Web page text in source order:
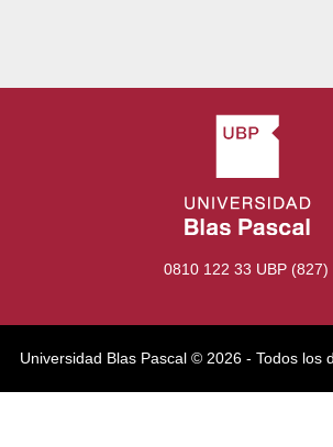
0810 122 33 UBP (827)
Universidad Blas Pascal ©️ 2026 - Todos los